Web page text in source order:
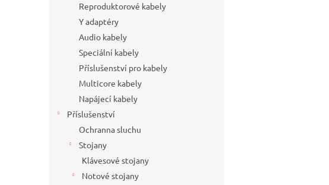
Reproduktorové kabely
Y adaptéry
Audio kabely
Speciální kabely
Příslušenství pro kabely
Multicore kabely
Napájecí kabely
Příslušenství
Ochranna sluchu
Stojany
Klávesové stojany
Notové stojany